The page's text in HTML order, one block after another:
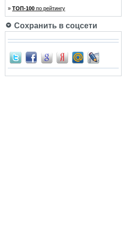
» ТОП-100 по рейтингу
Сохранить в соцсети